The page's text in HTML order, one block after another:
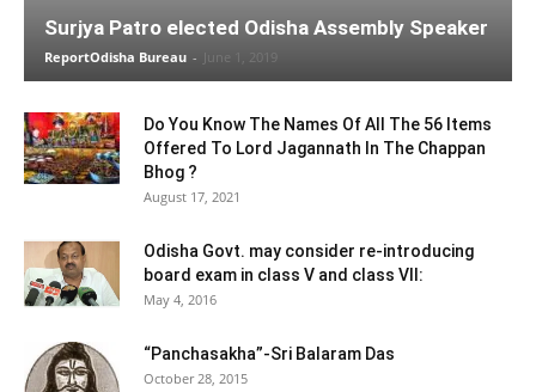
Surjya Patro elected Odisha Assembly Speaker
ReportOdisha Bureau - June 1, 2019
Do You Know The Names Of All The 56 Items
Offered To Lord Jagannath In The Chappan
Bhog ?
August 17, 2021
Odisha Govt. may consider re-introducing
board exam in class V and class VII:
May 4, 2016
“Panchasakha”-Sri Balaram Das
October 28, 2015